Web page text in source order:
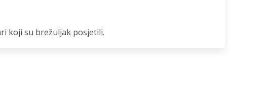
koji su brežuljak posjetili.